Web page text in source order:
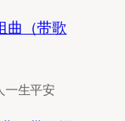
曲（带歌
一生平安